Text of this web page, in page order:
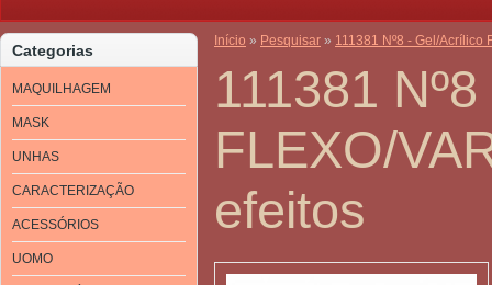
Categorias
MAQUILHAGEM
MASK
UNHAS
CARACTERIZAÇÃO
ACESSÓRIOS
UOMO
Início » Pesquisar » 111381 Nº8 - Gel/Acrílico
111381
FLEXO/
efeitos